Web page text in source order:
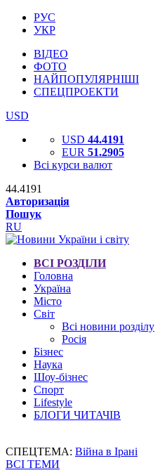
РУС
УКР
ВІДЕО
ФОТО
НАЙПОПУЛЯРНІШІ
СПЕЦПРОЕКТИ
USD
USD 44.4191
EUR 51.2905
Всі курси валют
44.4191
Авторизація
Пошук
RU
ВСІ РОЗДІЛИ
Головна
Україна
Місто
Світ
Всі новини розділу
Росія
Бізнес
Наука
Шоу-бізнес
Спорт
Lifestyle
БЛОГИ ЧИТАЧІВ
СПЕЦТЕМА: Війна в Ірані
ВСІ ТЕМИ